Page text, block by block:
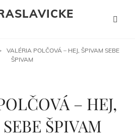
VALÉRIA POLČOVÁ – HEJ, ŠPIVAM SEBE
ŠPIVAM
– HEJ,
ŠPIVAM